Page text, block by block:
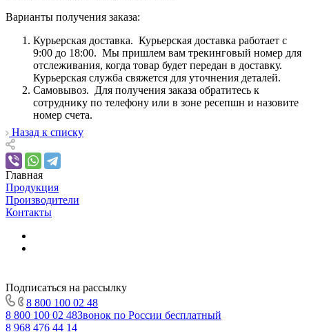
Варианты получения заказа:
Курьерская доставка. Курьерская доставка работает с
9:00 до 18:00. Мы пришлем вам трекинговый номер для
отслеживания, когда товар будет передан в доставку.
Курьерская служба свяжется для уточнения деталей.
Самовывоз. Для получения заказа обратитесь к
сотруднику по телефону или в зоне ресепшн и назовите
номер счета.
Назад к списку
Главная
Продукция
Производители
Контакты
Подписаться на рассылку
8 800 100 02 48
8 800 100 02 48Звонок по России бесплатный
8 968 476 44 14